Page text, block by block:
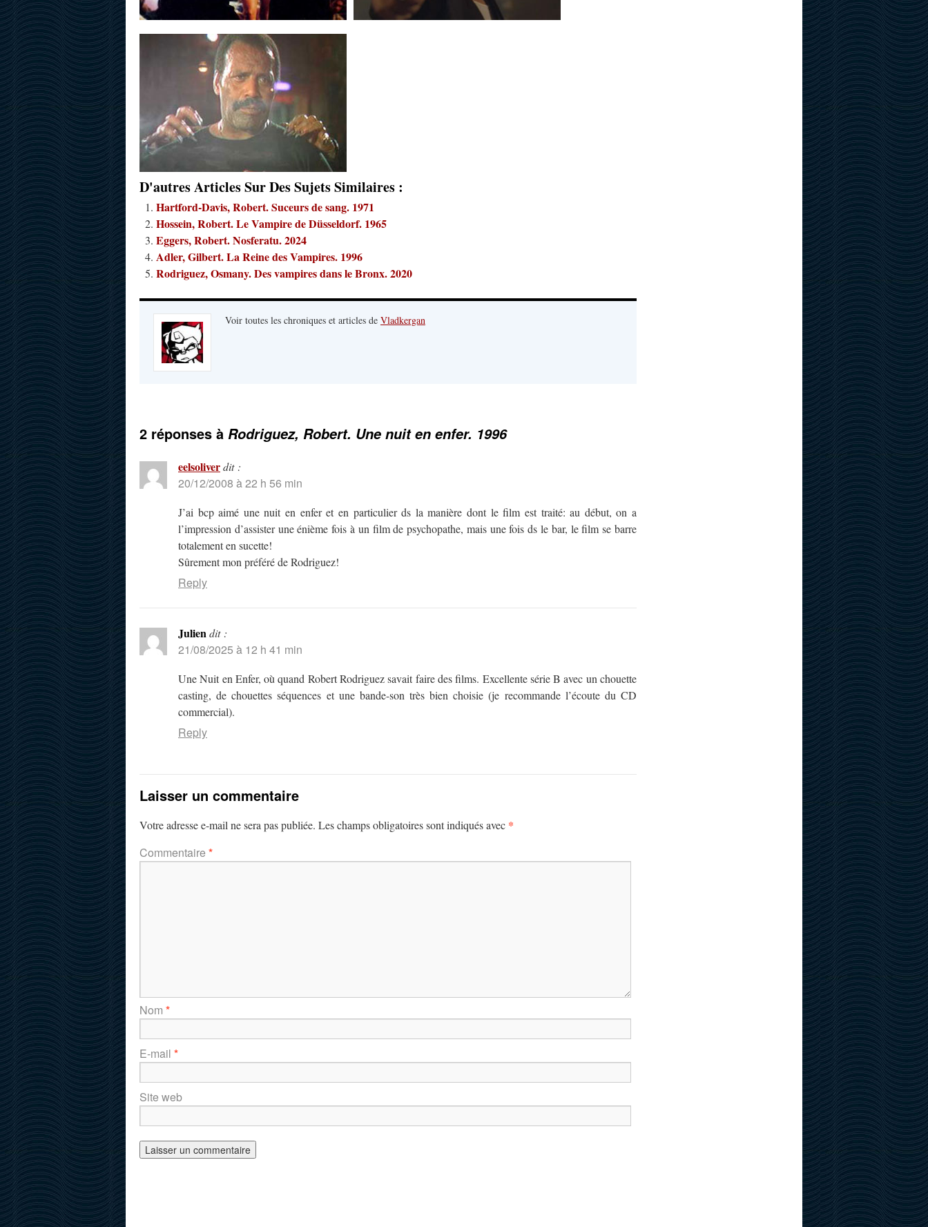
D'autres Articles Sur Des Sujets Similaires :
Hartford-Davis, Robert. Suceurs de sang. 1971
Hossein, Robert. Le Vampire de Düsseldorf. 1965
Eggers, Robert. Nosferatu. 2024
Adler, Gilbert. La Reine des Vampires. 1996
Rodriguez, Osmany. Des vampires dans le Bronx. 2020
Voir toutes les chroniques et articles de Vladkergan
2 réponses à Rodriguez, Robert. Une nuit en enfer. 1996
eelsoliverdit :
20/12/2008 à 22 h 56 min
J’ai bcp aimé une nuit en enfer et en particulier ds la manière dont le film est traité: au début, on a
l’impression d’assister une énième fois à un film de psychopathe, mais une fois ds le bar, le film se barre
totalement en sucette!
Sûrement mon préféré de Rodriguez!
Reply
Juliendit :
21/08/2025 à 12 h 41 min
Une Nuit en Enfer, où quand Robert Rodriguez savait faire des films. Excellente série B avec un chouette
casting, de chouettes séquences et une bande-son très bien choisie (je recommande l’écoute du CD
commercial).
Reply
Laisser un commentaire
Votre adresse e-mail ne sera pas publiée. Les champs obligatoires sont indiqués avec *
Commentaire *
Nom *
E-mail *
Site web